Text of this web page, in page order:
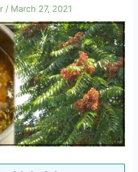
/ March 27, 2021